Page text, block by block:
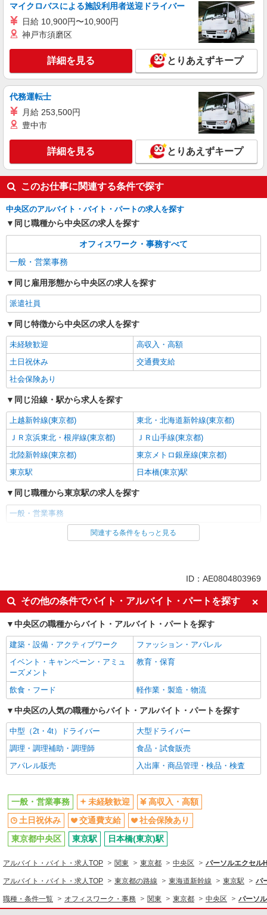
月給303000円 ★交通費規定に基づき交通費支
給
東京都中央区（東京メトロ銀座線京橋駅）
キープ 詳細を見る
マイクロバスによる施設利用者送迎ドライバー
日給 10,900円〜10,900円
神戸市須磨区
詳細を見る とりあえずキープ
代務運転士
月給 253,500円
豊中市
詳細を見る とりあえずキープ
このお仕事に関連する条件で探す
中央区のアルバイト・バイト・パートの求人を探す
同じ職種から中央区の求人を探す
オフィスワーク・事務すべて
一般・営業事務
同じ雇用形態から中央区の求人を探す
派遣社員
同じ特徴から中央区の求人を探す
未経験歓迎
高収入・高額
土日祝休み
交通費支給
社会保険あり
同じ沿線・駅から求人を探す
上越新幹線(東京都)
東北・北海道新幹線(東京都)
ＪＲ京浜東北・根岸線(東京都)
ＪＲ山手線(東京都)
北陸新幹線(東京都)
東京メトロ銀座線(東京都)
東京駅
日本橋(東京)駅
同じ職種から東京駅の求人を探す
一般・営業事務
同じ雇用形態から東京駅の求人を探す
未経験歓迎
高収入・高額
土日祝休み
交通費支給
社会保険あり
同じ職種から求人を探す
一般・営業事務
同じ特徴から求人を探す
未経験歓迎
土日祝休み
交通費支給
社会保険あり
関連する条件をもっと見る
ID：AE0804803969
その他の条件でバイト・アルバイト・パートを探す
中央区の職種からバイト・アルバイト・パートを探す
建築・設備・アクティブワーク
ファッション・アパレル
イベント・キャンペーン・アミュ
ーズメント
教育・保育
飲食・フード 軽作業・製造・物流
中央区の人気の職種からバイト・アルバイト・パートを探す
中型（2t・4t）ドライバー
大型ドライバー
調理・調理補助・調理師
食品・試食販売
アパレル販売
入出庫・商品管理・検品・検査
一般・営業事務 未経験歓迎
高収入・高額
土日祝休み
交通費支給
社会保険あり
東京都中央区
東京駅 日本橋(東京)駅
アルバイト・バイト・求人TOP 関東 東京都 中央区 パーソルエクセル
アルバイト・バイト・求人TOP 東京都の路線 東海道新幹線 東京駅 パ
職種・条件一覧 オフィスワーク・事務 関東 東京都 中央区 パーソ